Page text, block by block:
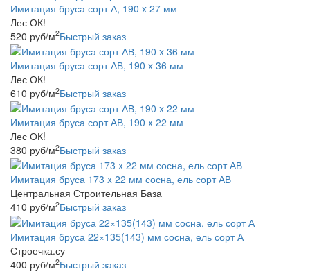
Имитация бруса сорт А, 190 x 27 мм
Лес ОК!
520 руб/м2Быстрый заказ
Имитация бруса сорт АВ, 190 x 36 мм
Лес ОК!
610 руб/м2Быстрый заказ
Имитация бруса сорт АВ, 190 x 22 мм
Лес ОК!
380 руб/м2Быстрый заказ
Имитация бруса 173 x 22 мм сосна, ель сорт АВ
Центральная Строительная База
410 руб/м2Быстрый заказ
Имитация бруса 22×135(143) мм сосна, ель сорт А
Строечка.су
400 руб/м2Быстрый заказ